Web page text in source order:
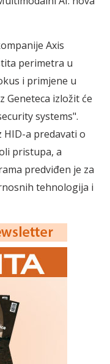
Axis
perimetra u
i primjene u
Geneteca izložit će
systems".
HID-a predavati o
pristupa, a
predviđen je za
tehnologija i